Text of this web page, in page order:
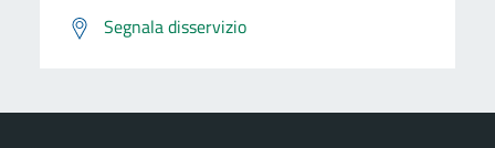
Segnala disservizio